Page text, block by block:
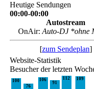
Heutige Sendungen
00:00-00:00
Autostream
OnAir: Auto-DJ *ohne
[zum Sendeplan]
Website-Statistik
Besucher der letzten
100
76
106
91
112 109